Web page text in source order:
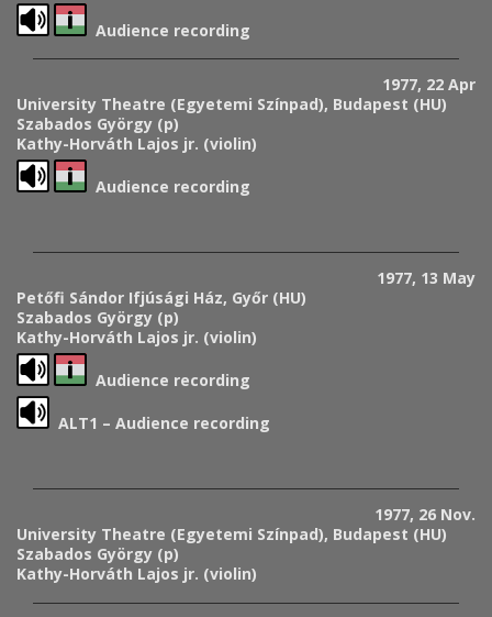
Audience recording
1977, 22 Apr
University Theatre (Egyetemi Színpad), Budapest (HU)
Szabados György (p)
Kathy-Horváth Lajos jr. (violin)
Audience recording
1977, 13 May
Petőfi Sándor Ifjúsági Ház, Győr (HU)
Szabados György (p)
Kathy-Horváth Lajos jr. (violin)
Audience recording
ALT1 – Audience recording
1977, 26 Nov.
University Theatre (Egyetemi Színpad), Budapest (HU)
Szabados György (p)
Kathy-Horváth Lajos jr. (violin)